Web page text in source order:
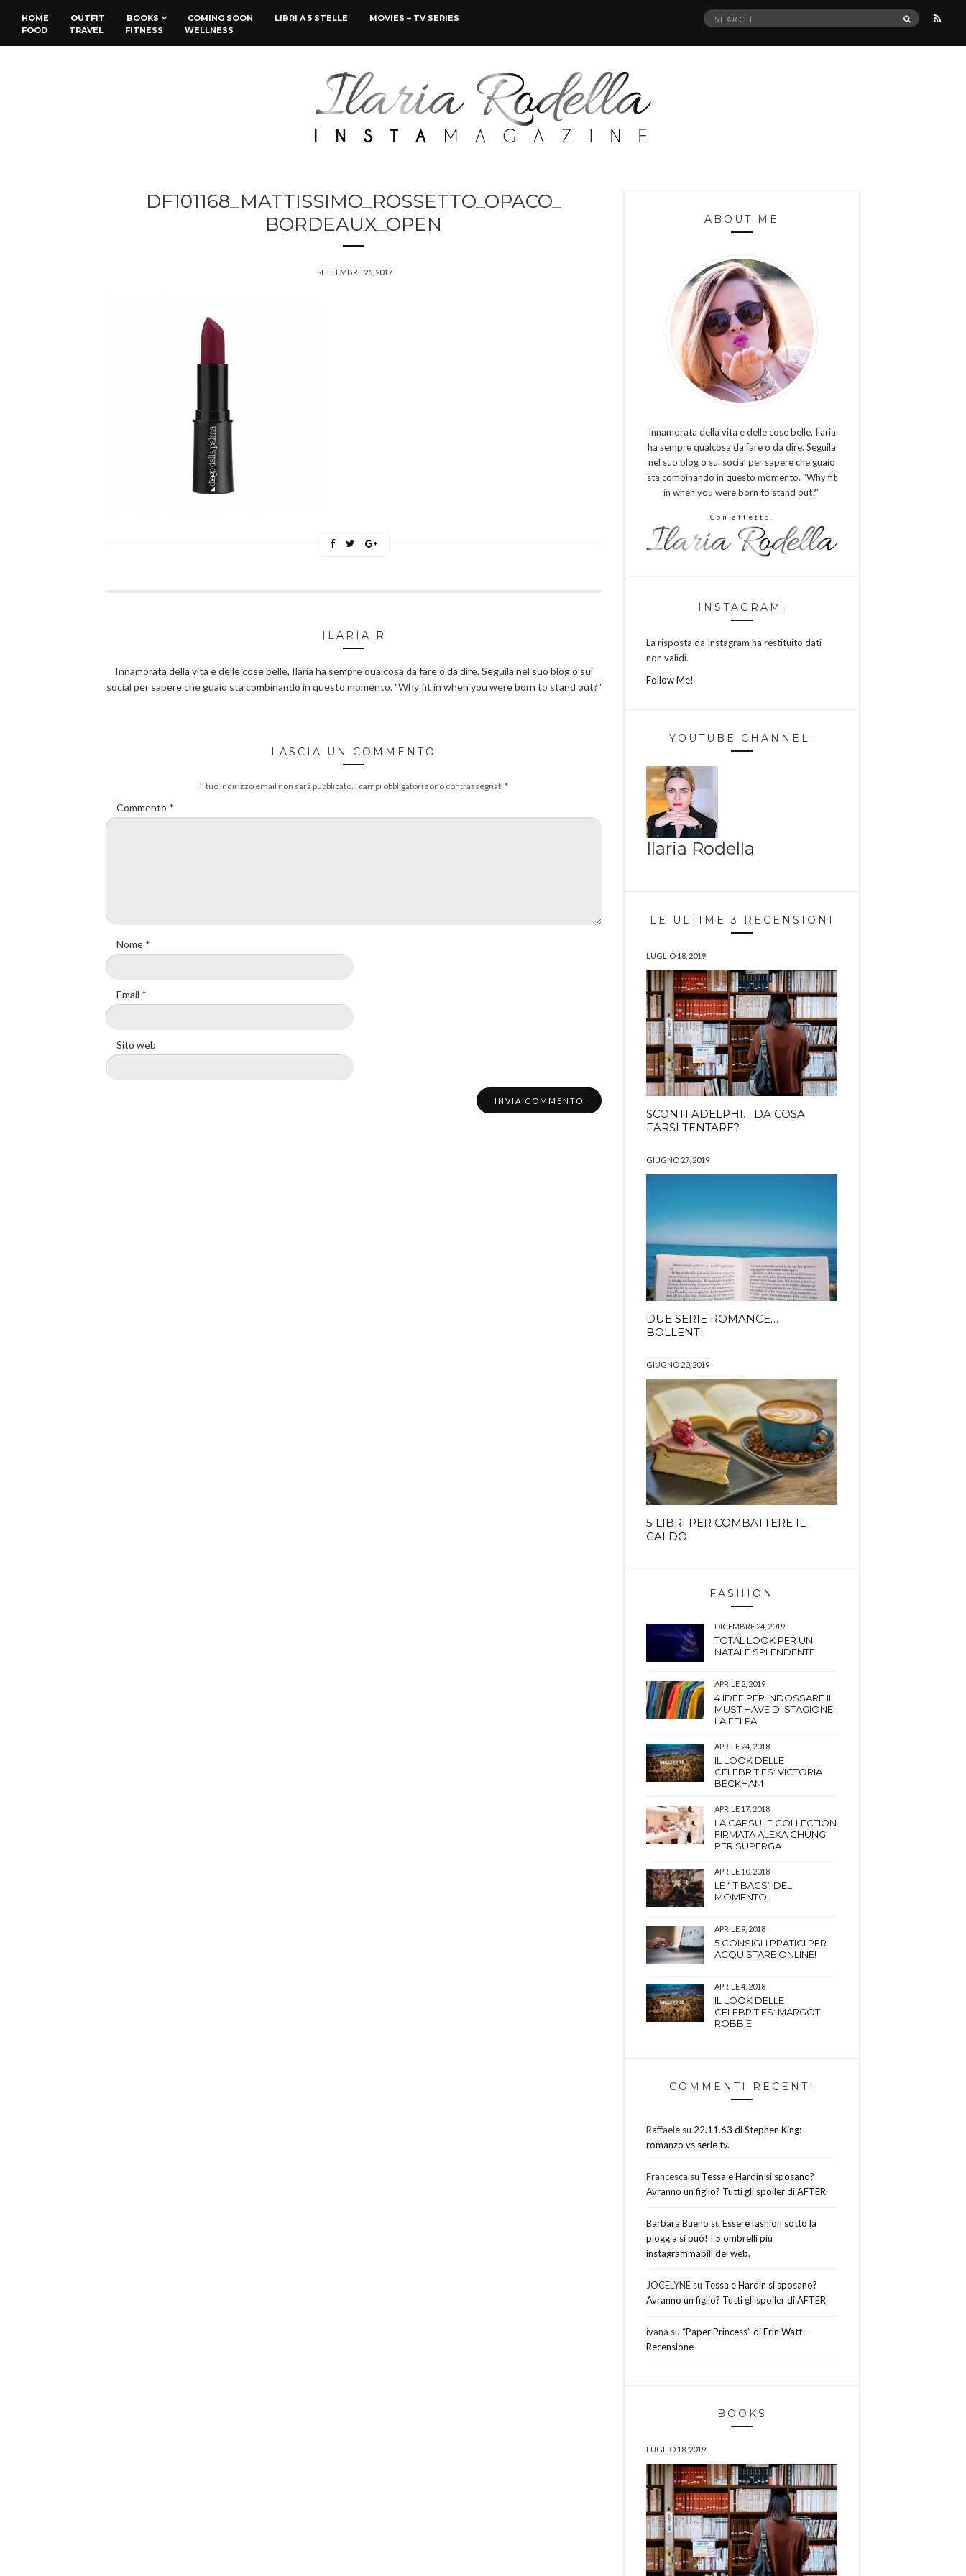
HOME OUTFIT BOOKS COMING SOON LIBRI A 5 STELLE
MOVIES – TV SERIES
FOOD
TRAVEL FITNESS WELLNESS
Search
SEARCH
DF101168_MATTISSIMO_ROSSETTO_OPACO_
BORDEAUX_OPEN
SETTEMBRE 26, 2017
ILARIA R
Innamorata della vita e delle cose belle, Ilaria ha sempre qualcosa da fare o da dire. Seguila nel suo blog o sui
social per sapere che guaio sta combinando in questo momento. "Why fit in when you were born to stand out?"
LASCIA UN COMMENTO
Il tuo indirizzo email non sarà pubblicato. I campi obbligatori sono contrassegnati*
Commento *
Nome *
Email *
Sito web
ABOUT ME
Innamorata della vita e delle cose belle, Ilaria
ha sempre qualcosa da fare o da dire. Seguila
nel suo blog o sui social per sapere che guaio
sta combinando in questo momento. "Why fit
in when you were born to stand out?"
Con affetto,
INSTAGRAM:
La risposta da Instagram ha restituito dati
non validi.
Follow Me!
YOUTUBE CHANNEL:
Ilaria Rodella
LE ULTIME 3 RECENSIONI
LUGLIO 18, 2019
SCONTI ADELPHI… DA COSA
FARSI TENTARE?
GIUGNO 27, 2019
DUE SERIE ROMANCE…
BOLLENTI
GIUGNO 20, 2019
5 LIBRI PER COMBATTERE IL
CALDO
FASHION
DICEMBRE 24, 2019
TOTAL LOOK PER UN
NATALE SPLENDENTE
APRILE 2, 2019
4 IDEE PER INDOSSARE IL
MUST HAVE DI STAGIONE:
LA FELPA
APRILE 24, 2018
IL LOOK DELLE
CELEBRITIES: VICTORIA
BECKHAM
APRILE 17, 2018
LA CAPSULE COLLECTION
FIRMATA ALEXA CHUNG
PER SUPERGA
APRILE 10, 2018
LE “IT BAGS” DEL
MOMENTO.
APRILE 9, 2018
5 CONSIGLI PRATICI PER
ACQUISTARE ONLINE!
APRILE 4, 2018
IL LOOK DELLE
CELEBRITIES: MARGOT
ROBBIE.
COMMENTI RECENTI
Raffaele su 22.11.63 di Stephen King:
romanzo vs serie tv.
Francesca su Tessa e Hardin si sposano?
Avranno un figlio? Tutti gli spoiler di AFTER
Barbara Bueno su Essere fashion sotto la
pioggia si può! I 5 ombrelli più
instagrammabili del web.
JOCELYNE su Tessa e Hardin si sposano?
Avranno un figlio? Tutti gli spoiler di AFTER
ivana su “Paper Princess” di Erin Watt –
Recensione
BOOKS
LUGLIO 18, 2019